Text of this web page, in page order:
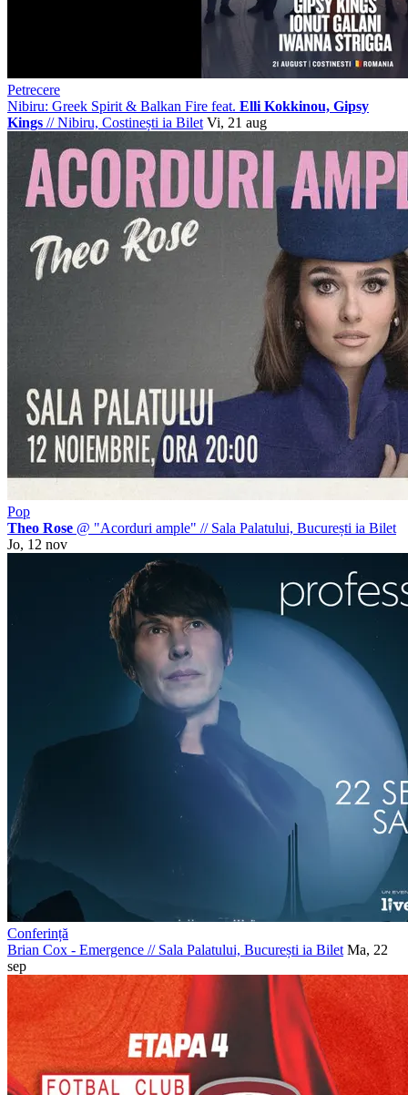
Petrecere
Nibiru: Greek Spirit & Balkan Fire feat. Elli Kokkinou, Gipsy
Kings //Nibiru, Costinești ia Bilet Vi, 21 aug
Pop
Theo Rose @ "Acorduri ample" //Sala Palatului, București ia Bilet
Jo, 12 nov
Conferință
Brian Cox - Emergence //Sala Palatului, București ia Bilet Ma, 22
sep